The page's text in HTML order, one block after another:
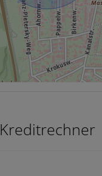
Kreditrechner